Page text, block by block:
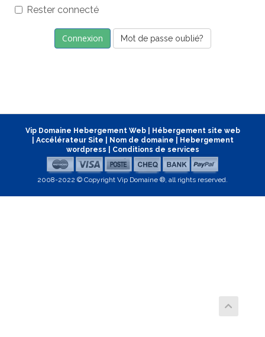
Rester connecté
Mot de passe oublié?
Vip Domaine Hebergement Web|
Hébergement site web
Accélérateur Site Nom de domaine
Hebergement
wordpress
Conditions de services
2008-2022 © Copyright Vip Domaine ®, all rights reserved.